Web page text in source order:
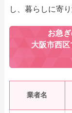
し、暮らしに寄
お急
大阪市西区
業者名